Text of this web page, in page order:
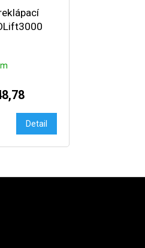
Detail